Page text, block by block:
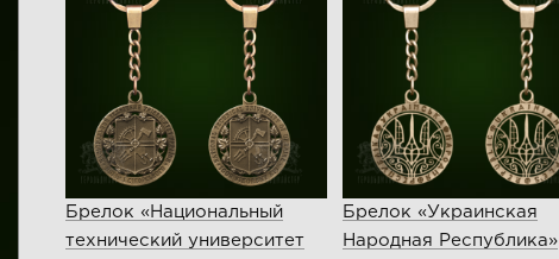
Брелок «Национальный
технический университет
Брелок «Украинская
Народная Республика»